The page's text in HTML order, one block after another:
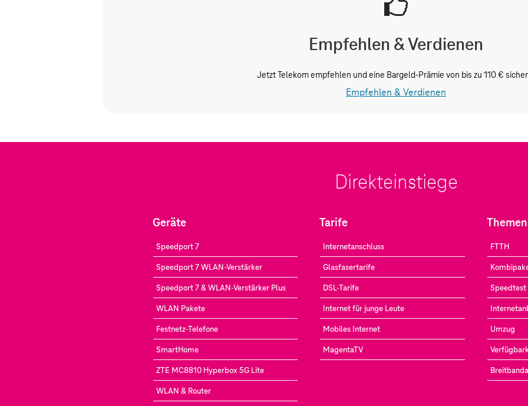
Empfehlen & Verdienen
Jetzt Telekom empfehlen und eine Bargeld-Prämie von bis zu 110 €
Empfehlen & Verdienen
Direkteinstiege
Geräte
Speedport 7
Speedport 7 WLAN-Verstärker
Speedport 7 & WLAN-Verstärker Plus
WLAN Pakete
Festnetz-Telefone
SmartHome
ZTE MC8810 Hyperbox 5G Lite
WLAN & Router
Tarife
Internetanschluss
Glasfasertarife
DSL-Tarife
Internet für junge Leute
Mobiles Internet
MagentaTV
Themen
FTTH
Speedtest
Umzug